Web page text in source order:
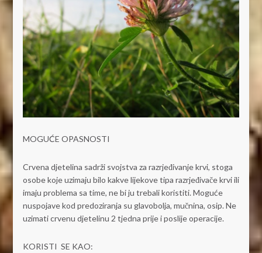
MOGUĆE OPASNOSTI
Crvena djetelina sadrži svojstva za razrjeđivanje krvi, stoga
osobe koje uzimaju bilo kakve lijekove tipa razrjeđivače krvi ili
imaju problema sa time, ne bi ju trebali koristiti. Moguće
nuspojave kod predoziranja su glavobolja, mučnina, osip. Ne
uzimati crvenu djetelinu 2 tjedna prije i poslije operacije.
KORISTI SE KAO: